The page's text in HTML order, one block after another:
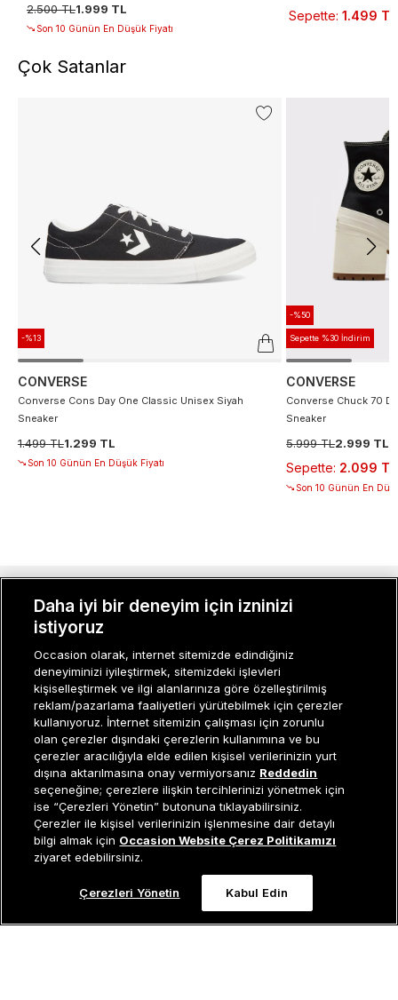
Tükendi
2.500 TL1.999 TL
Son 10 Günün En Düşük Fiyatı
Sepette: 1.499 TL
Çok Satanlar
-%13
CONVERSE
Converse Cons Day One Classic Unisex Siyah
Sneaker
1.499 TL1.299 TL
Son 10 Günün En Düşük Fiyatı
-%50
Sepette %30 İndirim
CONVERSE
Converse Chuck 70
Sneaker
5.999 TL2.999 TL
Sepette: 2.099 TL
Son 10 Günün En
Müşteri İlişkileri 0 850 800 01 20
MÜŞTERI İLIŞKILERI
KURUMSAL
KADIN KATEGORILER
GRUP MARKALAR
ERKEK KATEGORILER
Daha iyi bir deneyim için izninizi
istiyoruz
Occasion olarak, internet sitemizde edindiğiniz
deneyiminizi iyileştirmek, sitemizdeki işlevleri
kişiselleştirmek ve ilgi alanlarınıza göre özelleştirilmiş
reklam/pazarlama faaliyetleri yürütebilmek için çerezler
kullanıyoruz. İnternet sitemizin çalışması için zorunlu
olan çerezler dışındaki çerezlerin kullanımına ve bu
çerezler aracılığıyla elde edilen kişisel verilerinizin yurt
dışına aktarılmasına onay vermiyorsanız Reddedin
seçeneğine; çerezlere ilişkin tercihlerinizi yönetmek için
ise “Çerezleri Yönetin” butonuna tıklayabilirsiniz.
Çerezler ile kişisel verilerinizin işlenmesine dair detaylı
bilgi almak için Occasion Website Çerez Politikamızı
ziyaret edebilirsiniz.
Çerezleri Yönetin Kabul Edin